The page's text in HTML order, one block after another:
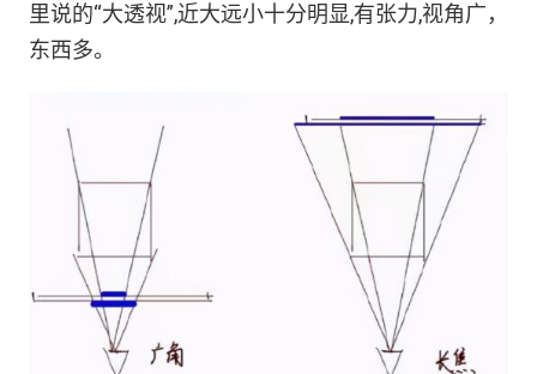
里说的“大透视”,近大远小十分明显,有张力,视角广，
东西多。